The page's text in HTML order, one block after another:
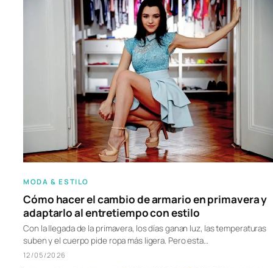
MODA & ESTILO
Cómo hacer el cambio de armario en primavera y
adaptarlo al entretiempo con estilo
Con la llegada de la primavera, los días ganan luz, las temperaturas
suben y el cuerpo pide ropa más ligera. Pero esta…
12/05/2026